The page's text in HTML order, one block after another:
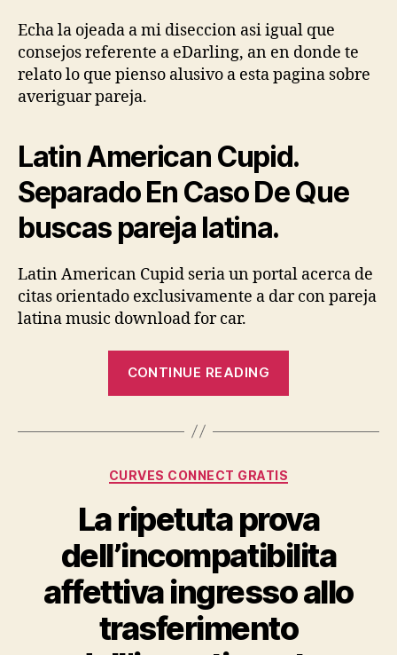
sobra
de
dar
con
compatible
contigo.
Echa la ojeada a mi diseccion asi­ igual que
consejos referente a eDarling, an en donde te
relato lo que pienso alusivo a esta pagina sobre
averiguar pareja.
Latin American Cupid.
Separado En Caso De Que
buscas pareja latina.
Latin American Cupid seri­a un portal acerca de
citas orientado exclusivamente a dar con pareja
latina music download for car.
CONTINUE READING
modo
usuarios
igual
Meetic,
No
Categories
CURVES CONNECT GRATIS
La ripetuta prova
dell’incompatibilita
affettiva ingresso allo
trasferimento